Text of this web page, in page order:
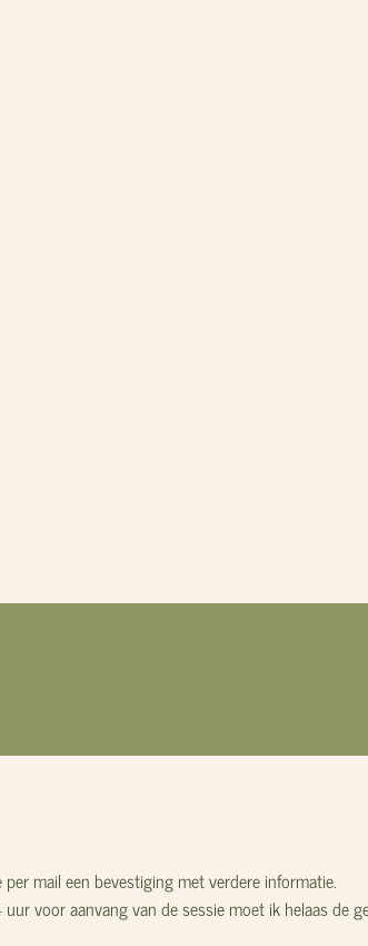
mail een bevestiging met verdere informatie.
voor aanvang van de sessie moet ik helaas de